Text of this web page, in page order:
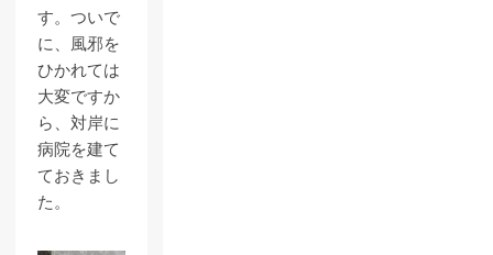
す。ついで
に、風邪を
ひかれては
大変ですか
ら、対岸に
病院を建て
ておきまし
た。